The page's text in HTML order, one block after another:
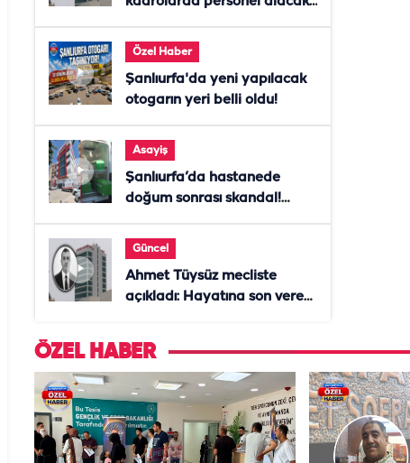
Özel Haber
Şanlıurfa'da yeni yapılacak
otogarın yeri belli oldu!
Asayiş
Şanlıurfa’da hastanede
doğum sonrası skandal!
Güncel
Ahmet Tüysüz mecliste
açıkladı: Hayatına son veren
ÖZEL HABER